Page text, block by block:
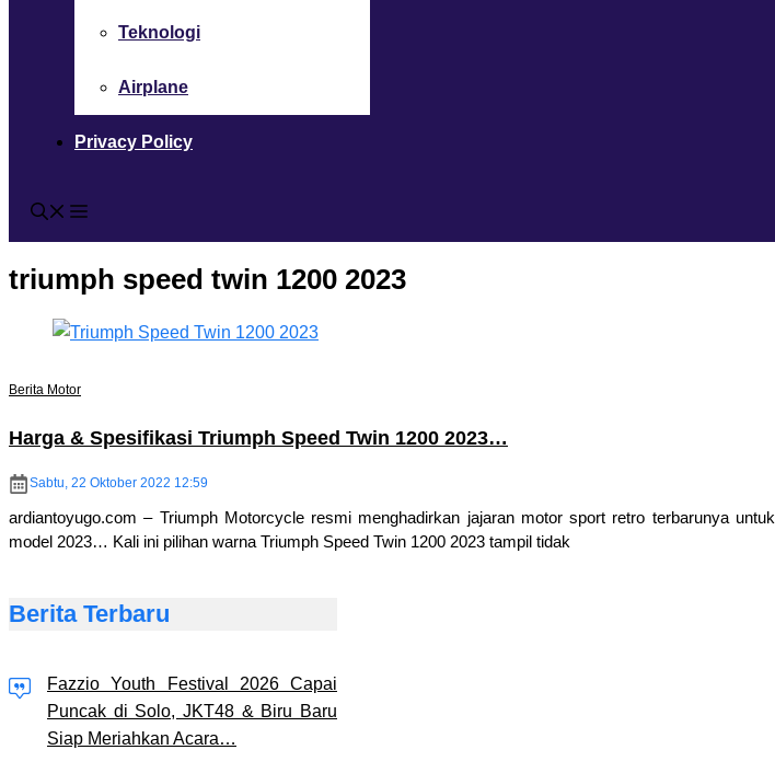
Teknologi
Airplane
Privacy Policy
triumph speed twin 1200 2023
Berita Motor
Harga & Spesifikasi Triumph Speed Twin 1200 2023…
Sabtu, 22 Oktober 2022 12:59
ardiantoyugo.com – Triumph Motorcycle resmi menghadirkan jajaran motor sport retro terbarunya untuk
model 2023… Kali ini pilihan warna Triumph Speed Twin 1200 2023 tampil tidak
Berita Terbaru
Fazzio Youth Festival 2026 Capai
Puncak di Solo, JKT48 & Biru Baru
Siap Meriahkan Acara…